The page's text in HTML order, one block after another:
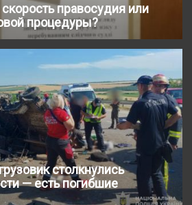
правосудия или
процедуры?
столкнулись
— есть погибшие